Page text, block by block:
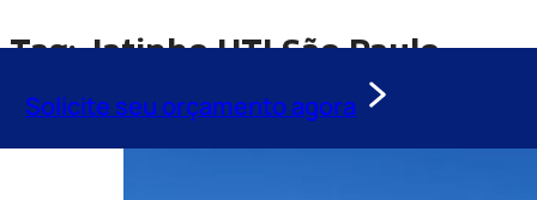
Solicite seu orçamento agora
Tag:Jatinho UTI São Paulo